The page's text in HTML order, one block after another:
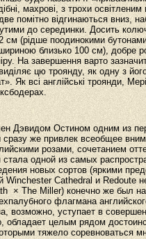
махрові, з трохи
помітно відгинаються вниз,
до серединки. Досить
см (рідше поодинокими
близько 100 см), добре
На завершення варто
цю троянду, як одну з
Як всі англійські троянди,
Дэвидом Остином одним из
же привлек всеобщее
розами, сочетанием
одной из самых
новых сортов (яркими
Cathedral и Redoute
× The Miller) конечно же был
флагмана
возможно, уступает в
обладает целым рядом
тяжело соревноваться